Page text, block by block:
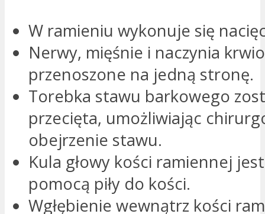
W ramieniu wykonuje się
Nerwy, mięśnie i naczynia
przenoszone na jedną stronę.
Torebka stawu barkowego
przecięta, umożliwiając
obejrzenie stawu.
Kula głowy kości ramiennej
pomocą piły do kości.
Wgłębienie wewnątrz kości